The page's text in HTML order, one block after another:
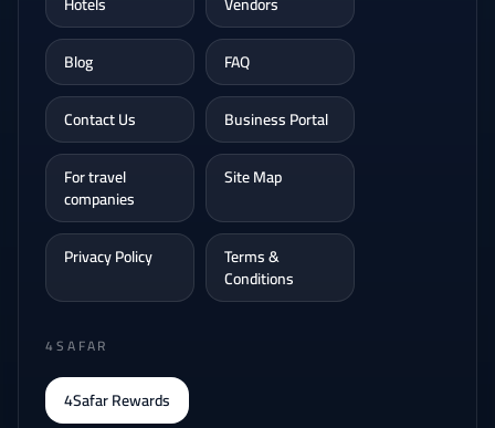
Blog
FAQ
Contact Us
Business Portal
For travel
companies
Site Map
Privacy Policy Terms &
Conditions
4SAFAR
4Safar Rewards